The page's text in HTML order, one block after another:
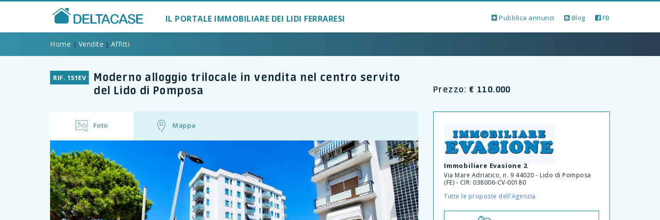
IL PORTALE IMMOBILIARE DEI LIDI FERRARESI Pubblica annunci Blog FB
Home | Vendite | Affitti
RIF. 151EV
Moderno alloggio trilocale in vendita nel centro servito
del Lido di Pomposa
Prezzo:€ 110.000
Foto Mappa
Immobiliare Evasione 2
Via Mare Adriatico, n. 9 44020 - Lido di Pomposa
(FE) - CIR: 038006-CV-00180
Tutte le proposte dell'Agenzia
1/9
ZONA CENTRALISSIMA
TERRAZZINO VIVIBILE
Next